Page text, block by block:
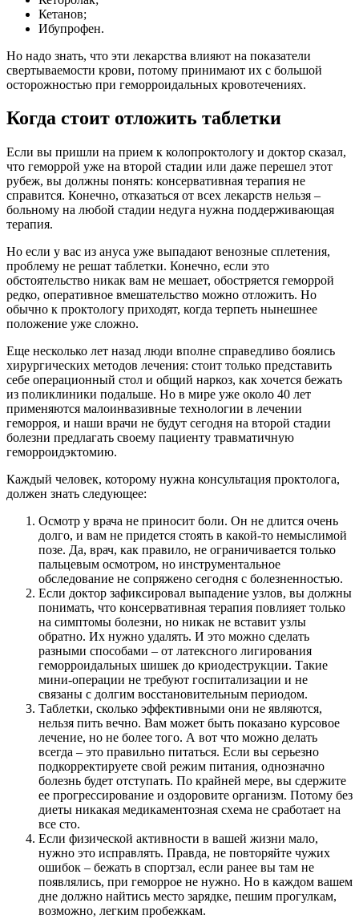
Кетанов;
Ибупрофен.
Но надо знать, что эти лекарства влияют на показатели
свертываемости крови, потому принимают их с большой
осторожностью при геморроидальных кровотечениях.
Когда стоит отложить таблетки
Если вы пришли на прием к колопроктологу и доктор сказал,
что геморрой уже на второй стадии или даже перешел этот
рубеж, вы должны понять: консервативная терапия не
справится. Конечно, отказаться от всех лекарств нельзя –
больному на любой стадии недуга нужна поддерживающая
терапия.
Но если у вас из ануса уже выпадают венозные сплетения,
проблему не решат таблетки. Конечно, если это
обстоятельство никак вам не мешает, обостряется геморрой
редко, оперативное вмешательство можно отложить. Но
обычно к проктологу приходят, когда терпеть нынешнее
положение уже сложно.
Еще несколько лет назад люди вполне справедливо боялись
хирургических методов лечения: стоит только представить
себе операционный стол и общий наркоз, как хочется бежать
из поликлиники подальше. Но в мире уже около 40 лет
применяются малоинвазивные технологии в лечении
геморроя, и наши врачи не будут сегодня на второй стадии
болезни предлагать своему пациенту травматичную
геморроидэктомию.
Каждый человек, которому нужна консультация проктолога,
должен знать следующее:
Осмотр у врача не приносит боли. Он не длится очень
долго, и вам не придется стоять в какой-то немыслимой
позе. Да, врач, как правило, не ограничивается только
пальцевым осмотром, но инструментальное
обследование не сопряжено сегодня с болезненностью.
Если доктор зафиксировал выпадение узлов, вы должны
понимать, что консервативная терапия повлияет только
на симптомы болезни, но никак не вставит узлы
обратно. Их нужно удалять. И это можно сделать
разными способами – от латексного лигирования
геморроидальных шишек до криодеструкции. Такие
мини-операции не требуют госпитализации и не
связаны с долгим восстановительным периодом.
Таблетки, сколько эффективными они не являются,
нельзя пить вечно. Вам может быть показано курсовое
лечение, но не более того. А вот что можно делать
всегда – это правильно питаться. Если вы серьезно
подкорректируете свой режим питания, однозначно
болезнь будет отступать. По крайней мере, вы сдержите
ее прогрессирование и оздоровите организм. Потому без
диеты никакая медикаментозная схема не сработает на
все сто.
Если физической активности в вашей жизни мало,
нужно это исправлять. Правда, не повторяйте чужих
ошибок – бежать в спортзал, если ранее вы там не
появлялись, при геморрое не нужно. Но в каждом вашем
дне должно найтись место зарядке, пешим прогулкам,
возможно, легким пробежкам.